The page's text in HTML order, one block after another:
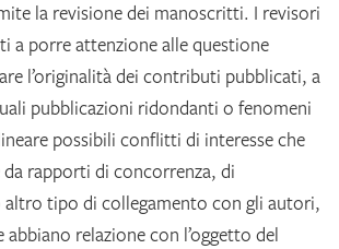
la revisione dei manoscritti. I revisori
a porre attenzione alle questione
l’originalità dei contributi pubblicati, a
pubblicazioni ridondanti o fenomeni
possibili conflitti di interesse che
rapporti di concorrenza, di
tipo di collegamento con gli autori,
abbiano relazione con l’oggetto del